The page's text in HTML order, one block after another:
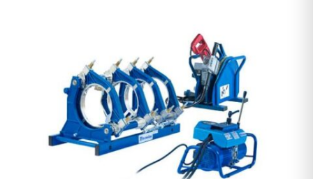
DETAILS